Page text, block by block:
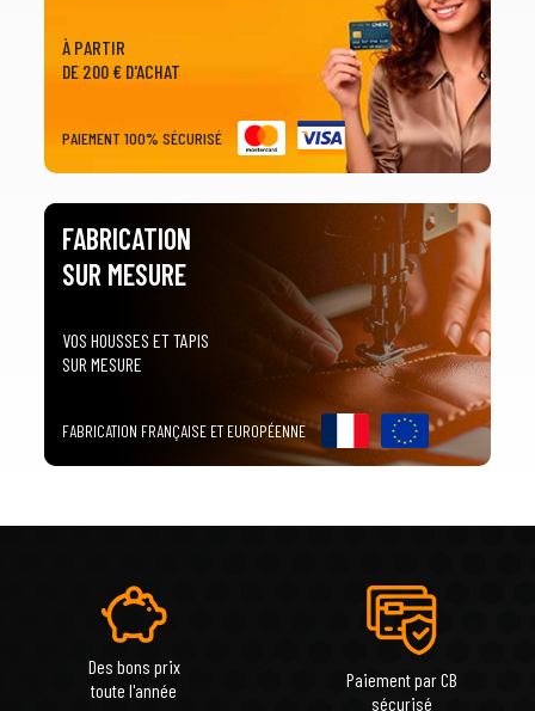
À PARTIR
DE 200 € D'ACHAT
PAIEMENT 100% SÉCURISÉ
FABRICATION
SUR MESURE
VOS HOUSSES ET TAPIS
SUR MESURE
FABRICATION FRANÇAISE ET EUROPÉENNE
Des bons prix
toute l'année
Paiement par CB
sécurisé